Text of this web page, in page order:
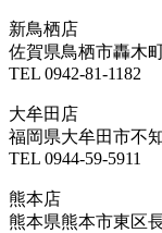
新鳥栖店
佐賀県鳥栖市轟木
TEL 0942-81-1182
大牟田店
福岡県大牟田市不
TEL 0944-59-5911
熊本店
熊本県熊本市東区